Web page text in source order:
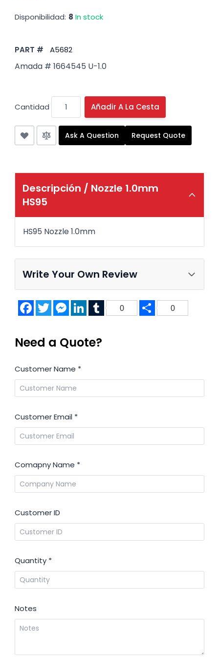
Disponibilidad: 8 In stock
PART # A5682
Amada # 1664545 U-1.0
Cantidad Añadir A La Cesta
Ask A Question Request Quote
Descripción / Nozzle 1.0mm
HS95
HS95 Nozzle 1.0mm
Write Your Own Review
FacebookTwitterMessenger
LinkedInTumblr
0 Share
0
Need a Quote?
Customer Name *
Customer Email *
Comapny Name *
Customer ID
Quantity *
Notes